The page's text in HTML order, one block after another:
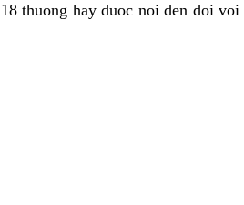
thuong hay duoc noi den doi